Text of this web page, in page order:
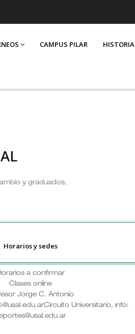
CAMPUS PILAR HISTORIA
y graduados,
Horarios y sedes
a confirmar
Clases online
Jorge C. Antonio
Circuito Universitario, info: